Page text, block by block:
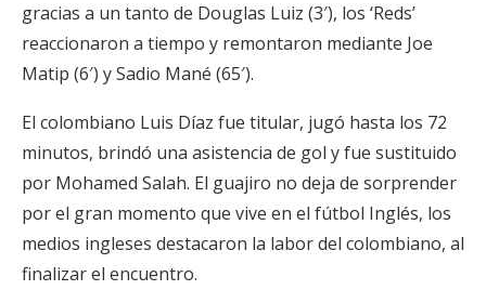
gracias a un tanto de Douglas Luiz (3′), los ‘Reds’
reaccionaron a tiempo y remontaron mediante Joe
Matip (6′) y Sadio Mané (65′).
El colombiano Luis Díaz fue titular, jugó hasta los 72
minutos, brindó una asistencia de gol y fue sustituido
por Mohamed Salah. El guajiro no deja de sorprender
por el gran momento que vive en el fútbol Inglés, los
medios ingleses destacaron la labor del colombiano, al
finalizar el encuentro.